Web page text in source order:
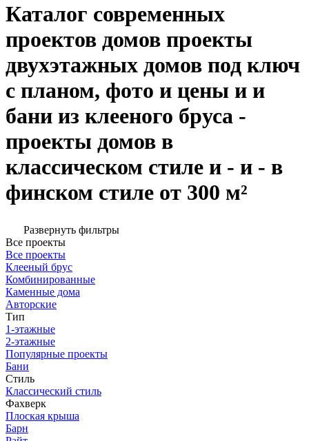
Каталог современных
проектов домов проекты
двухэтажных домов под ключ
с планом, фото и цены и и
бани из клееного бруса -
проекты домов в
классическом стиле и - и - в
финском стиле от 300 м²
Развернуть фильтры
Все проекты
Все проекты
Клееный брус
Комбинированные
Каменные дома
Авторские
Тип
1-этажные
2-этажные
Популярные проекты
Бани
Стиль
Классический стиль
Фахверк
Плоская крыша
Барн